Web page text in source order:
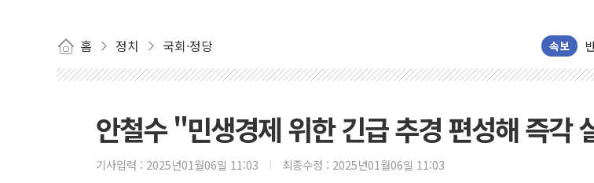
홈 정치 국회·정당 속보
안철수 "민생경제 위한 긴급 추경 편성해 즉각
기사입력 : 2025년01월06일 11:03 최종수정 : 2025년01월06일 11:03